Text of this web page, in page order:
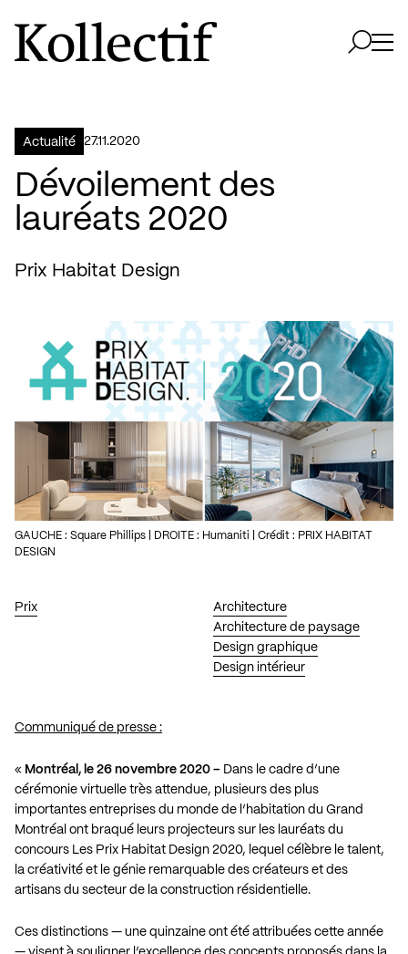
Aller à la page d'accueil
Logo Kollectif
Actualité 27.11.2020
Dévoilement des
lauréats 2020
Prix Habitat Design
Prix
Architecture
Architecture de paysage
Design graphique
Design intérieur
GAUCHE : Square Phillips | DROITE : Humaniti | Crédit : PRIX HABITAT
DESIGN
Communiqué de presse :
« Montréal, le 26 novembre 2020 – Dans le cadre d’une
cérémonie virtuelle très attendue, plusieurs des plus
importantes entreprises du monde de l’habitation du Grand
Montréal ont braqué leurs projecteurs sur les lauréats du
concours Les Prix Habitat Design 2020, lequel célèbre le talent,
la créativité et le génie remarquable des créateurs et des
artisans du secteur de la construction résidentielle.
Ces distinctions — une quinzaine ont été attribuées cette année